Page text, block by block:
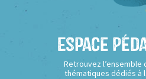
Espace
Retrouvez l’ensemble
thématiques dédiés à